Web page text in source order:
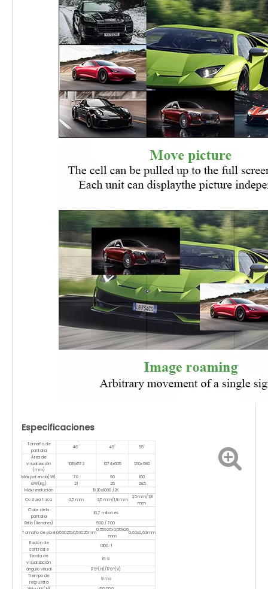
Especificaciones
Tamaño de
pantalla
46'' 49'' 55''
Área de
visualización
(mm)
1019x573 1074x605 1210x680
Máx.potencia(W) 70 90
100
GW(kg)
21 25
28.5
Máx.resolución
1920x1080 /2K
Costura fisica
3,5 mm 3,5 mm/1,8 mm
3,5 mm/1,8
mm
Color de la
pantalla
16,7 millones
Brillo (liendres) 500 / 700
Tamaño de píxel 0,53025x0,53025mm
0,55926x0,55926
mm
0,63x0,63mm
Ración de
contraste
1400: 1
Escala de
visualización
16: 9
ángulo visual 178°(H)/178°(V)
Tiempo de
respuesta
8 ms